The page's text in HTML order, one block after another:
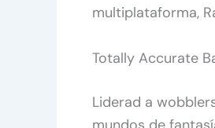
multiplataforma,
Totally Accurate
Liderad a